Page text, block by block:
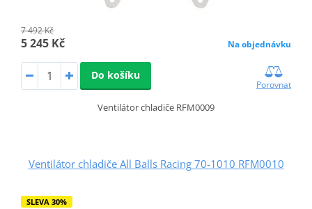
7 492 Kč
5 245 Kč Na objednávku
Do košíku
Porovnat
Ventilátor chladiče RFM0009
Ventilátor chladiče All Balls Racing 70-1010 RFM0010
SLEVA 30%